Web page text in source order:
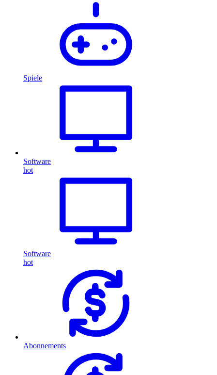
Spiele
Software
hot
Software
hot
Abonnements